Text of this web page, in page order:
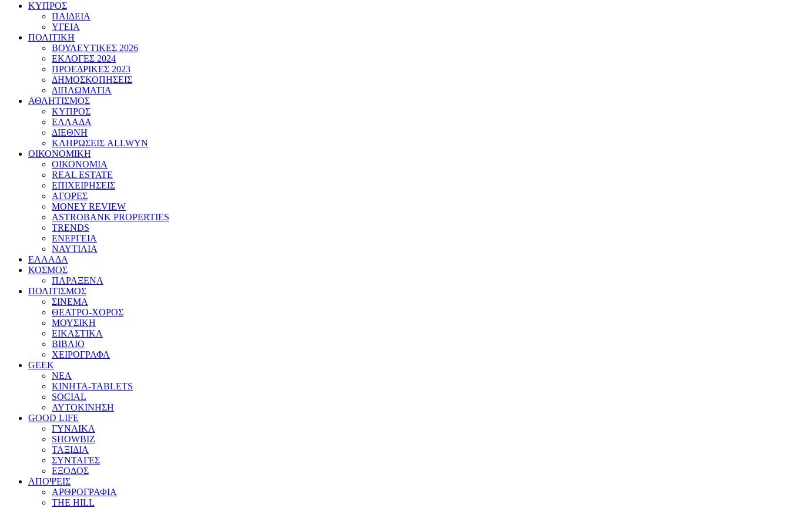
ΚΥΠΡΟΣ
ΠΑΙΔΕΙΑ
ΥΓΕΙΑ
ΠΟΛΙΤΙΚΗ
ΒΟΥΛΕΥΤΙΚΕΣ 2026
ΕΚΛΟΓΕΣ 2024
ΠΡΟΕΔΡΙΚΕΣ 2023
ΔΗΜΟΣΚΟΠΗΣΕΙΣ
ΔΙΠΛΩΜΑΤΙΑ
ΑΘΛΗΤΙΣΜΟΣ
ΚΥΠΡΟΣ
ΕΛΛΑΔΑ
ΔΙΕΘΝΗ
ΚΛΗΡΩΣΕΙΣ ALLWYN
ΟΙΚΟΝΟΜΙΚΗ
ΟΙΚΟΝΟΜΙΑ
REAL ESTATE
ΕΠΙΧΕΙΡΗΣΕΙΣ
ΑΓΟΡΕΣ
MONEY REVIEW
ASTROBANK PROPERTIES
TRENDS
ΕΝΕΡΓΕΙΑ
ΝΑΥΤΙΛΙΑ
ΕΛΛΑΔΑ
ΚΟΣΜΟΣ
ΠΑΡΑΞΕΝΑ
ΠΟΛΙΤΙΣΜΟΣ
ΣΙΝΕΜΑ
ΘΕΑΤΡΟ-ΧΟΡΟΣ
ΜΟΥΣΙΚΗ
ΕΙΚΑΣΤΙΚΑ
ΒΙΒΛΙΟ
ΧΕΙΡΟΓΡΑΦΑ
GEEK
ΝΕΑ
ΚΙΝΗΤΑ-TABLETS
SOCIAL
ΑΥΤΟΚΙΝΗΣΗ
GOOD LIFE
ΓΥΝΑΙΚΑ
SHOWBIZ
ΤΑΞΙΔΙΑ
ΣΥΝΤΑΓΕΣ
ΕΞΟΔΟΣ
ΑΠΟΨΕΙΣ
ΑΡΘΡΟΓΡΑΦΙΑ
THE HILL